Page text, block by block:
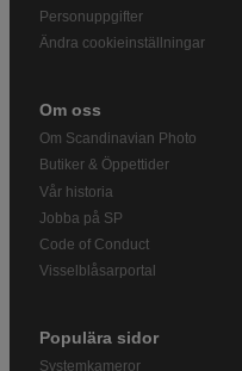
Personuppgifter
Ändra cookieinställningar
Om oss
Om Scandinavian Photo
Butiker & Öppettider
Vår historia
Jobba på SP
Code of Conduct
Visselblåsarportal
Populära sidor
Systemkameror